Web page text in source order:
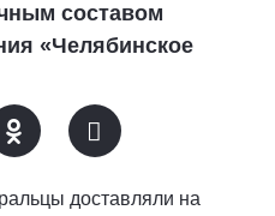
составом
«Челябинское
доставляли на